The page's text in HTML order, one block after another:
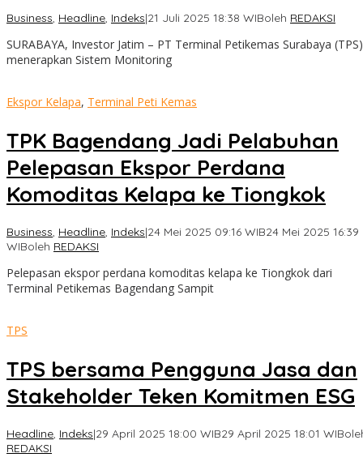
Business, Headline, Indeks|21 Juli 2025 18:38 WIBoleh REDAKSI
SURABAYA, Investor Jatim – PT Terminal Petikemas Surabaya (TPS)
menerapkan Sistem Monitoring
Ekspor Kelapa, Terminal Peti Kemas
TPK Bagendang Jadi Pelabuhan
Pelepasan Ekspor Perdana
Komoditas Kelapa ke Tiongkok
Business, Headline, Indeks|24 Mei 2025 09:16 WIB24 Mei 2025 16:39
WIBoleh REDAKSI
Pelepasan ekspor perdana komoditas kelapa ke Tiongkok dari
Terminal Petikemas Bagendang Sampit
TPS
TPS bersama Pengguna Jasa dan
Stakeholder Teken Komitmen ESG
Headline, Indeks|29 April 2025 18:00 WIB29 April 2025 18:01 WIB
REDAKSI